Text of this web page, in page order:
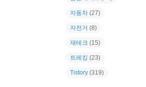
자동차 (27)
자전거 (8)
재테크 (15)
트레킹 (23)
Tistory (319)